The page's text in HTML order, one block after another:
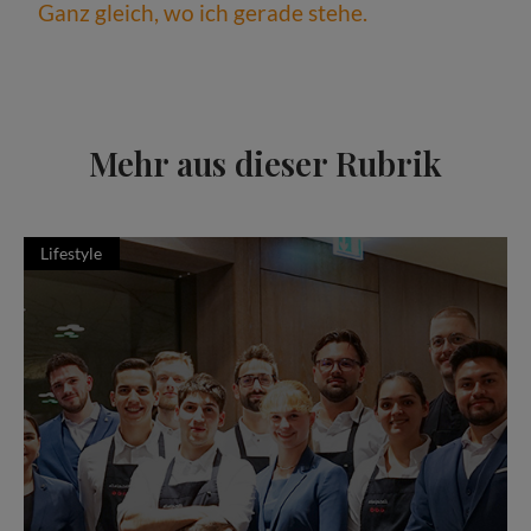
Ganz gleich, wo ich gerade stehe.
Mehr aus dieser Rubrik
Lifestyle